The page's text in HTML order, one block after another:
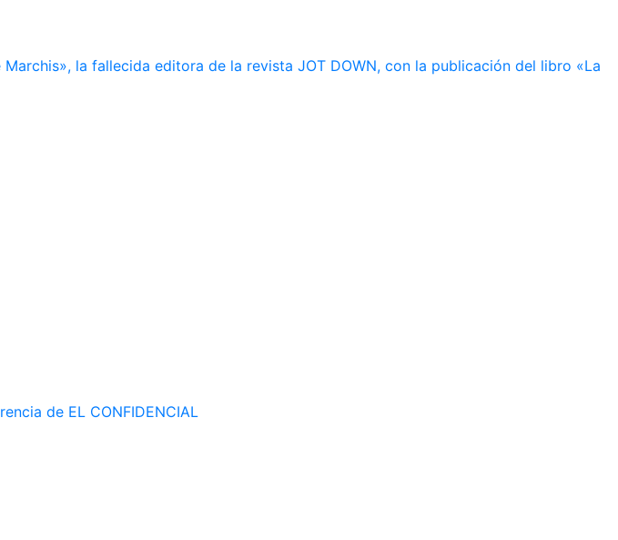
la fallecida editora de la revista JOT DOWN, con la publicación del libro «La
de EL CONFIDENCIAL